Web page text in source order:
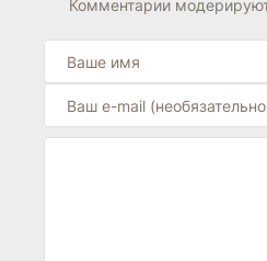
Комментарии